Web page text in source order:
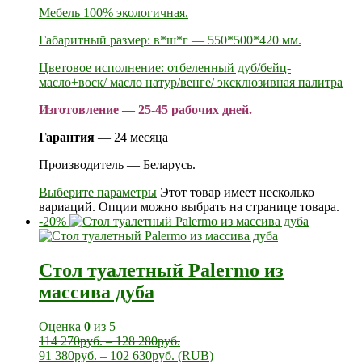
Мебель 100% экологичная.
Габаритный размер: в*ш*г — 550*500*420 мм.
Цветовое исполнение: отбеленный дуб/бейц-
масло+воск/ масло натур/венге/ эксклюзивная палитра
Изготовление — 25-45 рабочих дней.
Гарантия — 24 месяца
Производитель — Беларусь.
Выберите параметры Этот товар имеет несколько
вариаций. Опции можно выбрать на странице товара.
-20%
Стол туалетный Palermo из
массива дуба
Оценка 0 из 5
114 270руб.–128 280руб.
91 380руб. – 102 630руб. (RUB)